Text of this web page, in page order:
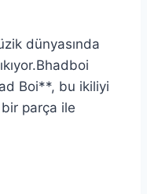
dünyasında
Boi**, bu ikiliyi
bir parça ile